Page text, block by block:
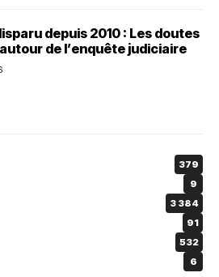
depuis 2010 : Les doutes
de l’enquête judiciaire
379
9
3 384
91
532
6